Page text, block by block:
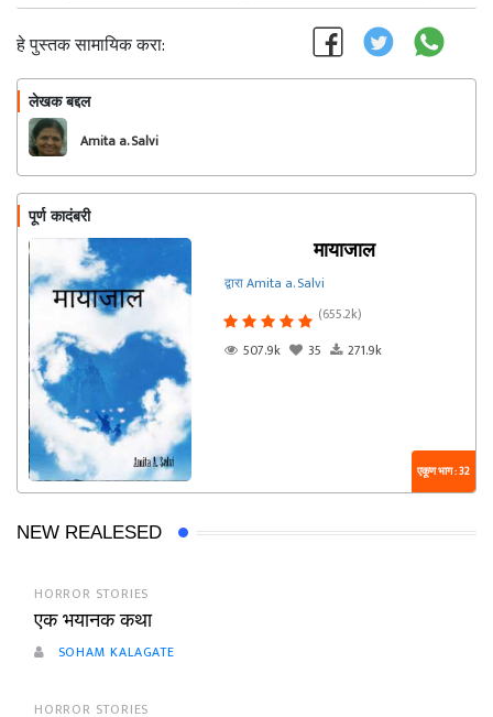
हे पुस्तक सामायिक करा:
लेखक बद्दल
Amita a. Salvi
पूर्ण कादंबरी
मायाजाल
द्वारा Amita a. Salvi
(655.2k)
507.9k
35 271.9k
एकूण भाग : 32
NEW REALESED
HORROR STORIES
एक भयानक कथा
SOHAM KALAGATE
HORROR STORIES